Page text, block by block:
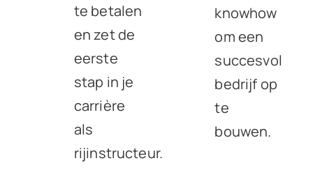
te betalen
en zet de
eerste
stap in je
carrière
als
rijinstructeur.
knowhow
om een
succesvol
bedrijf op
te
bouwen.